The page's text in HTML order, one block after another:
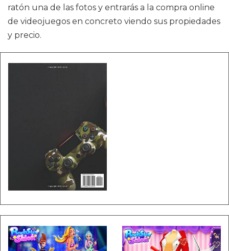
ratón una de las fotos y entrarás a la compra online
de videojuegos en concreto viendo sus propiedades
y precio.